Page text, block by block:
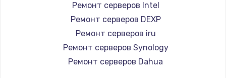
Ремонт серверов Intel
Ремонт серверов DEXP
Ремонт серверов iru
Ремонт серверов Synology
Ремонт серверов Dahua